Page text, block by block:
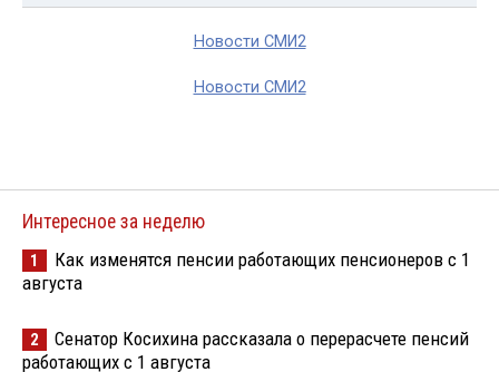
Новости СМИ2
Новости СМИ2
Интересное за неделю
1
Как изменятся пенсии работающих пенсионеров с 1
августа
2
Сенатор Косихина рассказала о перерасчете пенсий
работающих с 1 августа